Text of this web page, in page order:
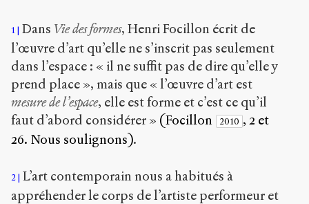
t
i
c
e
s
/
2
5
1 Dans Vie des formes, Henri Focillon écrit de
l’œuvre d’art qu’elle ne s’inscrit pas seulement
dans l’espace : « il ne suffit pas de dire qu’elle y
prend place », mais que « l’œuvre d’art est
mesure de l’espace, elle est forme et c’est ce qu’il
faut d’abord considérer » (Focillon 2010 , 2 et
26. Nous soulignons).
2 L’art contemporain nous a habitués à
appréhender le corps de l’artiste performeur et